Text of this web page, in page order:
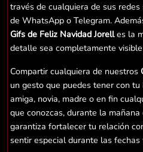
través de cualquiera de sus
de WhatsApp o Telegram.
Gifs de Feliz Navidad Jorelles la
detalle sea completamente
Compartir cualquiera de nuestros
un gesto que puedes tener con tu
amiga, novia, madre o en fin
que conozcas, durante la
garantiza fortalecer tu relación
sentir especial durante las fechas